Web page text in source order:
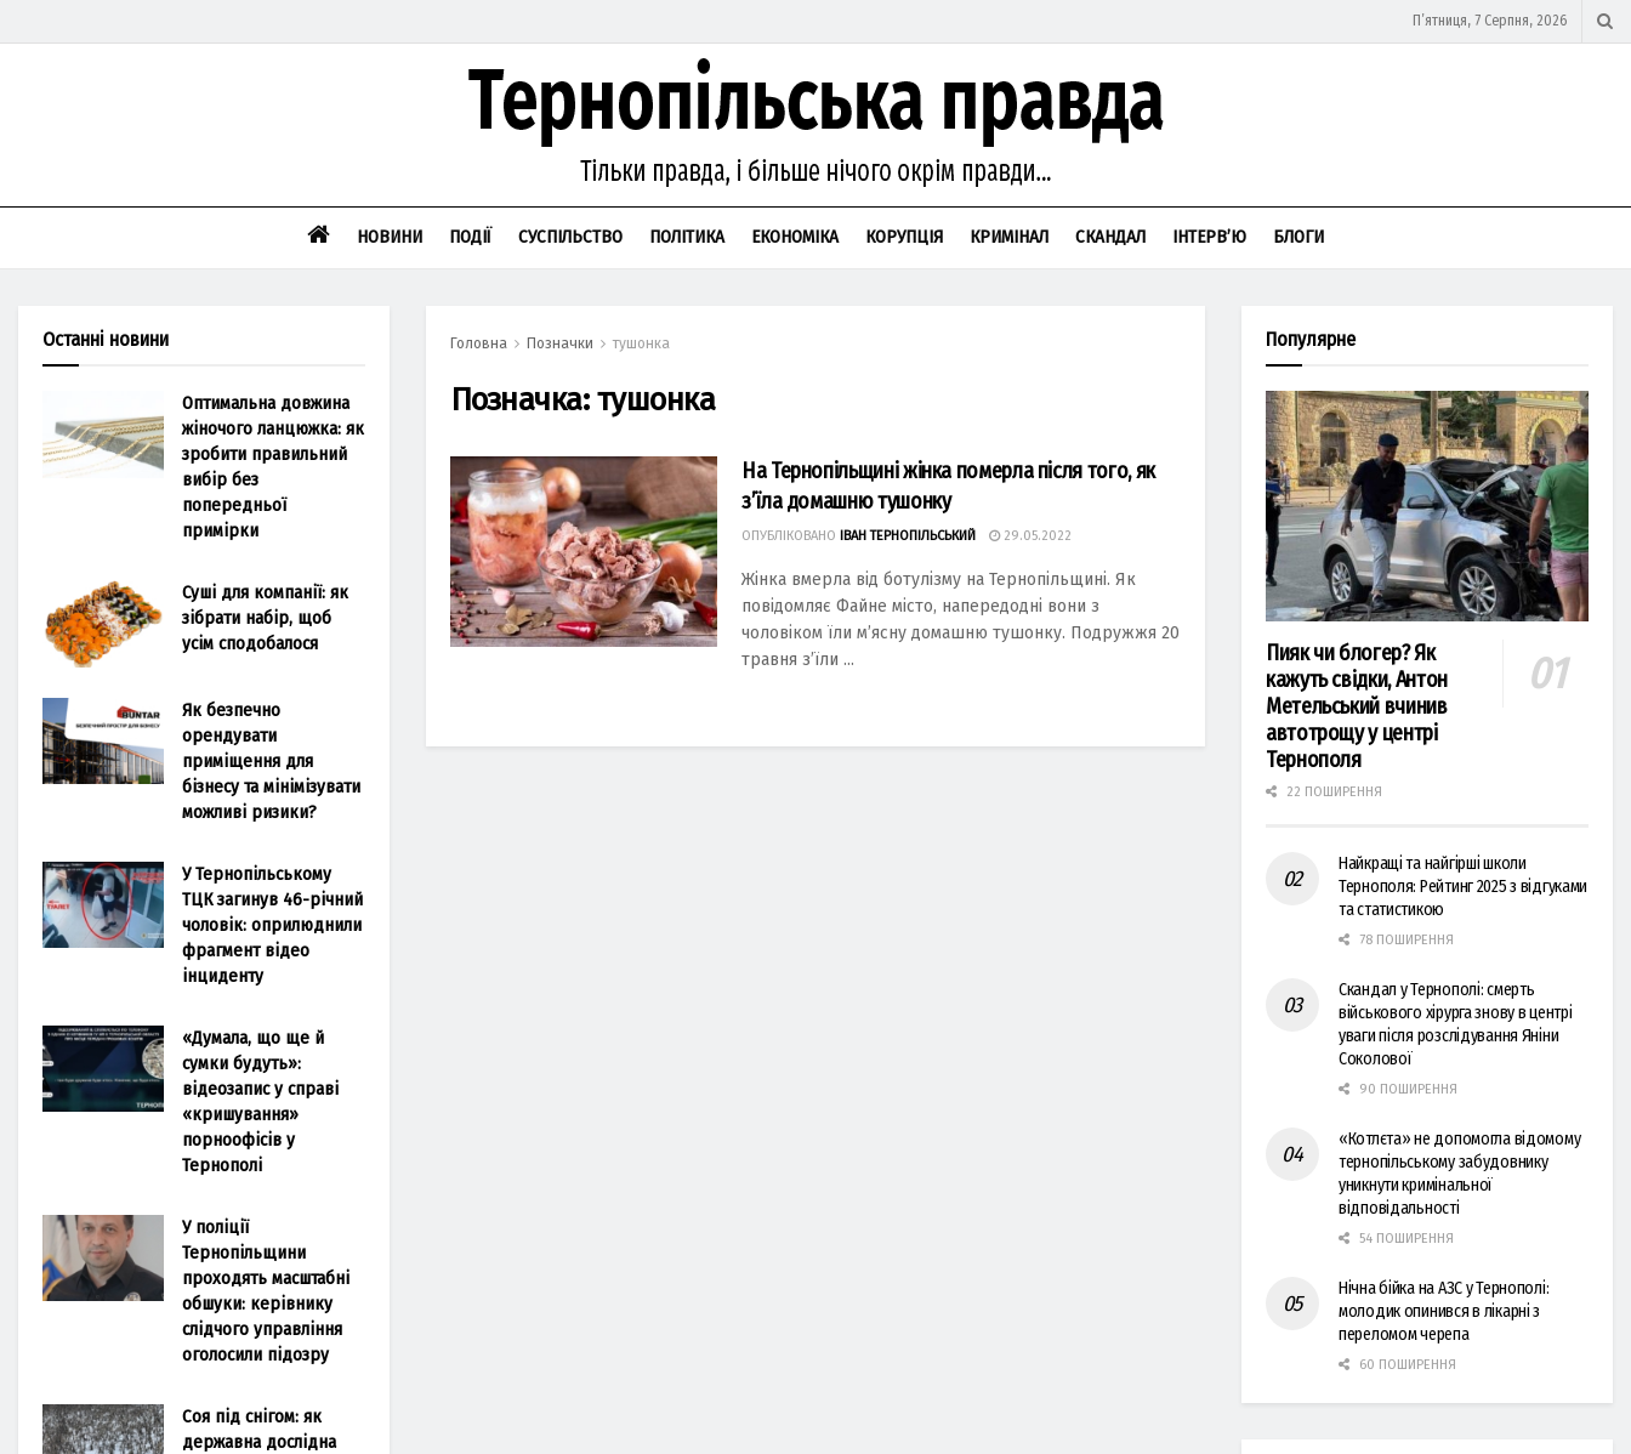
П’ятниця, 7 Серпня, 2026
НОВИНИ ПОДІЇ СУСПІЛЬСТВО ПОЛІТИКА ЕКОНОМІКА КОРУПЦІЯ КРИМІНАЛ СКАНДАЛ ІНТЕРВ’Ю БЛОГИ
Головна Позначки тушонка
Позначка:тушонка
На Тернопільщині жінка померла після того, як
з’їла домашню тушонку
ОПУБЛІКОВАНО ІВАН ТЕРНОПІЛЬСЬКИЙ 29.05.2022
Жінка вмерла від ботулізму на Тернопільщині. Як
повідомляє Файне місто, напередодні вони з
чоловіком їли м’ясну домашню тушонку. Подружжя 20
травня з’їли ...
Останні новини
Оптимальна довжина
жіночого ланцюжка: як
зробити правильний
вибір без
попередньої
примірки
Суші для компанії: як
зібрати набір, щоб
усім сподобалося
Як безпечно
орендувати
приміщення для
бізнесу та мінімізувати
можливі ризики?
У Тернопільському
ТЦК загинув 46-річний
чоловік: оприлюднили
фрагмент відео
інциденту
«Думала, що ще й
сумки будуть»:
відеозапис у справі
«кришування»
порноофісів у
Тернополі
У поліції
Тернопільщини
проходять масштабні
обшуки: керівнику
слідчого управління
оголосили підозру
Соя під снігом: як
державна дослідна
Популярне
Пияк чи блогер? Як
кажуть свідки, Антон
Метельський вчинив
автотрощу у центрі
Тернополя
22 ПОШИРЕННЯ
Найкращі та найгірші школи
Тернополя: Рейтинг 2025 з відгуками
та статистикою
78 ПОШИРЕННЯ
Скандал у Тернополі: смерть
військового хірурга знову в центрі
уваги після розслідування Яніни
Соколової
90 ПОШИРЕННЯ
«Котлєта» не допомогла відомому
тернопільському забудовнику
уникнути кримінальної
відповідальності
54 ПОШИРЕННЯ
Нічна бійка на АЗС у Тернополі:
молодик опинився в лікарні з
переломом черепа
60 ПОШИРЕННЯ